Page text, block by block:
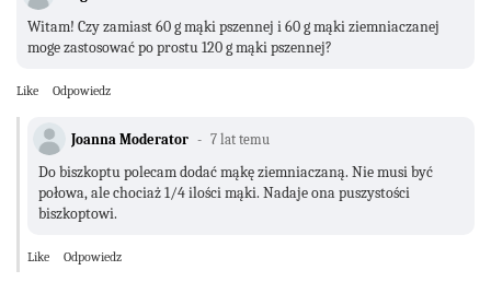
Witam! Czy zamiast 60 g mąki pszennej i 60 g mąki ziemniaczanej
moge zastosować po prostu 120 g mąki pszennej?
Like Odpowiedz
Joanna Moderator 7 lat temu
Do biszkoptu polecam dodać mąkę ziemniaczaną. Nie musi być
połowa, ale chociaż 1/4 ilości mąki. Nadaje ona puszystości
biszkoptowi.
Like Odpowiedz